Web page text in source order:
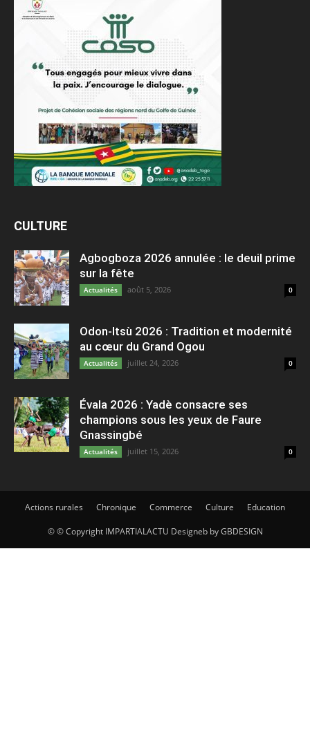
CULTURE
Agbogboza 2026 annulée : le deuil prime
sur la fête
Actualités août 5, 2026 0
Odon-Itsù 2026 : Tradition et modernité
au cœur du Grand Ogou
Actualités juillet 24, 2026 0
Évala 2026 : Yadè consacre ses
champions sous les yeux de Faure
Gnassingbé
Actualités juillet 15, 2026 0
Actions rurales Chronique Commerce Culture Education
© © Copyright IMPARTIALACTU Designeb by GBDESIGN